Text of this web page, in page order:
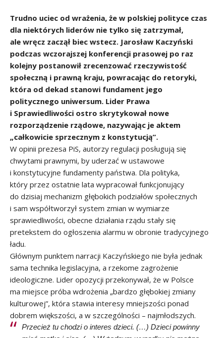
Trudno uciec od wrażenia, że w polskiej polityce czas
dla niektórych liderów nie tylko się zatrzymał,
ale wręcz zaczął biec wstecz. Jarosław Kaczyński
podczas wczorajszej konferencji prasowej po raz
kolejny postanowił zrecenzować rzeczywistość
społeczną i prawną kraju, powracając do retoryki,
która od dekad stanowi fundament jego
politycznego uniwersum. Lider Prawa
i Sprawiedliwości ostro skrytykował nowe
rozporządzenie rządowe, nazywając je aktem
„całkowicie sprzecznym z konstytucją”.
W opinii prezesa PiS, autorzy regulacji posługują się
chwytami prawnymi, by uderzać w ustawowe
i konstytucyjne fundamenty państwa. Dla polityka,
który przez ostatnie lata wypracował funkcjonujący
do dzisiaj mechanizm głębokich podziałów społecznych
i sam współtworzył system zmian w wymiarze
sprawiedliwości, obecne działania rządu stały się
pretekstem do ogłoszenia alarmu w obronie tradycyjnego
ładu.
Głównym punktem narracji Kaczyńskiego nie była jednak
sama technika legislacyjna, a rzekome zagrożenie
ideologiczne. Lider opozycji przekonywał, że w Polsce
ma miejsce próba wdrożenia „bardzo głębokiej zmiany
kulturowej”, która stawia interesy mniejszości ponad
dobrem większości, a w szczególności – najmłodszych.
Przecież tu chodzi o interes dzieci. (…) Dzieci powinny